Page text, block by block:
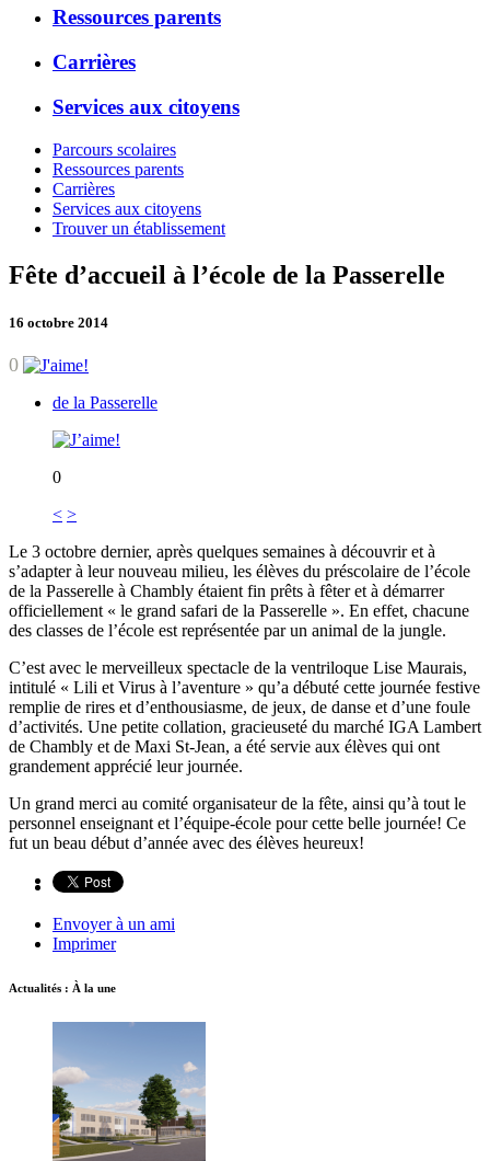
Ressources parents
Carrières
Services aux citoyens
Parcours scolaires
Ressources parents
Carrières
Services aux citoyens
Trouver un établissement
Fête d’accueil à l’école de la Passerelle
16 octobre 2014
0
de la Passerelle
0
< >
Le 3 octobre dernier, après quelques semaines à découvrir et à
s’adapter à leur nouveau milieu, les élèves du préscolaire de l’école
de la Passerelle à Chambly étaient fin prêts à fêter et à démarrer
officiellement « le grand safari de la Passerelle ». En effet, chacune
des classes de l’école est représentée par un animal de la jungle.
C’est avec le merveilleux spectacle de la ventriloque Lise Maurais,
intitulé « Lili et Virus à l’aventure » qu’a débuté cette journée festive
remplie de rires et d’enthousiasme, de jeux, de danse et d’une foule
d’activités. Une petite collation, gracieuseté du marché IGA Lambert
de Chambly et de Maxi St-Jean, a été servie aux élèves qui ont
grandement apprécié leur journée.
Un grand merci au comité organisateur de la fête, ainsi qu’à tout le
personnel enseignant et l’équipe-école pour cette belle journée! Ce
fut un beau début d’année avec des élèves heureux!
Envoyer à un ami
Imprimer
Actualités : À la une